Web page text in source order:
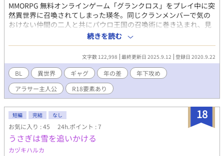
MMORPG 無料オンラインゲーム「グランクロス」をプレイ中に突
然異世界に召喚されてしまった瑛冬。同じクランメンバーで気の
おけない仲間の二人と共にパウロ王国の召喚術に巻き込まれ、見
知らぬ世界で三人ははじめて出会う。瑛冬たちを召喚したパウロ
王国がどうにもきな臭いので、隠蔽スキルで『能無し』判定もぎ
取った三人は、予想通り王宮を追い出され、新たな世界で面白お
かしく生きていく為にスローライフを目指す。基本ギャグ。R18
は保険。MMORPG 要素は能力やスキルだけです。
続きを読む
文字数 122,998 最終更新日 2025.9.12 登録日 2020.9.22
BL 異世界 ギャグ 年の差
年下攻め
アラサー主人公
R18要素あり
18
短編 完結 なし
お気に入り : 45 24h.ポイント : 7
うさぎは雪を追いかける
カヅキハルカ